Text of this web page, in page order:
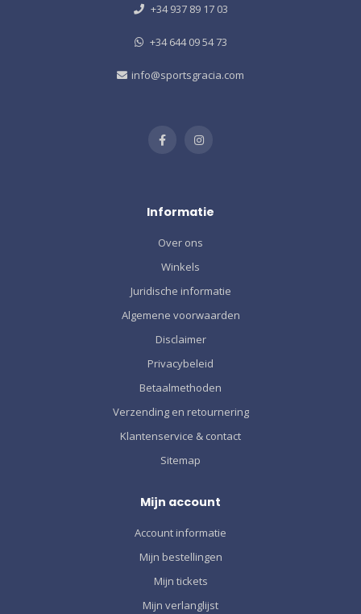
+34 937 89 17 03
+34 644 09 54 73
info@sportsgracia.com
Informatie
Over ons
Winkels
Juridische informatie
Algemene voorwaarden
Disclaimer
Privacybeleid
Betaalmethoden
Verzending en retournering
Klantenservice & contact
Sitemap
Mijn account
Account informatie
Mijn bestellingen
Mijn tickets
Mijn verlanglijst